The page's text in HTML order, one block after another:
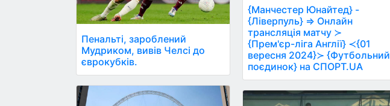
Пенальті, зароблений
Мудриком, вивів Челсі до
єврокубків.
{Манчестер Юнайтед} -
{Ліверпуль} ⇒ Онлайн
трансляція матчу ≻
{Прем'єр-ліга Англії} ≺{01
вересня 2024}≻ {Футбольний
поєдинок} на СПОРТ.UA